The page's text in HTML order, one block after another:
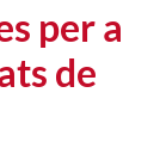
per a
de